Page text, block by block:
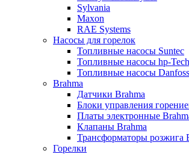
Sylvania
Maxon
RAE Systems
Насосы для горелок
Топливные насосы Suntec
Топливные насосы hp-
Топливные насосы Danfoss
Brahma
Датчики Brahma
Блоки управления
Платы электронные
Клапаны Brahma
Трансформаторы розжига
Горелки